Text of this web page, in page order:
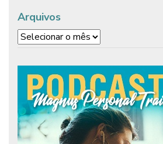
Arquivos
Arquivos